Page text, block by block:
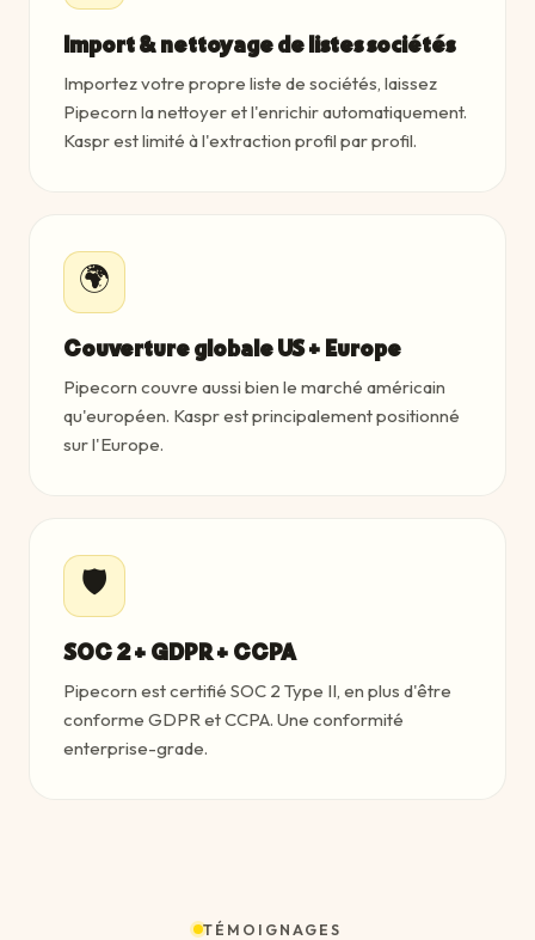
Import & nettoyage de listes sociétés
Importez votre propre liste de sociétés, laissez
Pipecorn la nettoyer et l'enrichir automatiquement.
Kaspr est limité à l'extraction profil par profil.
🌍
Couverture globale US + Europe
Pipecorn couvre aussi bien le marché américain
qu'européen. Kaspr est principalement positionné
sur l'Europe.
🛡️
SOC 2 + GDPR + CCPA
Pipecorn est certifié SOC 2 Type II, en plus d'être
conforme GDPR et CCPA. Une conformité
enterprise-grade.
TÉMOIGNAGES